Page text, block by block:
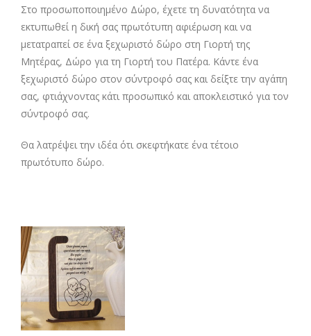
Στο προσωποποιημένο Δώρο, έχετε τη δυνατότητα να
εκτυπωθεί η δική σας πρωτότυπη αφιέρωση και να
μετατραπεί σε ένα ξεχωριστό δώρο στη Γιορτή της
Μητέρας, Δώρο για τη Γιορτή του Πατέρα. Κάντε ένα
ξεχωριστό δώρο στον σύντροφό σας και δείξτε την αγάπη
σας, φτιάχνοντας κάτι προσωπικό και αποκλειστικό για τον
σύντροφό σας.
Θα λατρέψει την ιδέα ότι σκεφτήκατε ένα τέτοιο
πρωτότυπο δώρο.